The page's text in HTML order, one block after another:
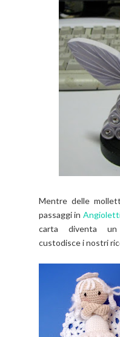
Mentre delle
passaggi in
carta diventa
custodisce i nostri